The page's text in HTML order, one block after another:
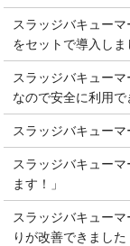
スラッジバキュー
をセットで導入しま
スラッジバキュー
なので安全に利用で
スラッジバキューマ
スラッジバキュー
ます！」
スラッジバキュー
りが改善できました